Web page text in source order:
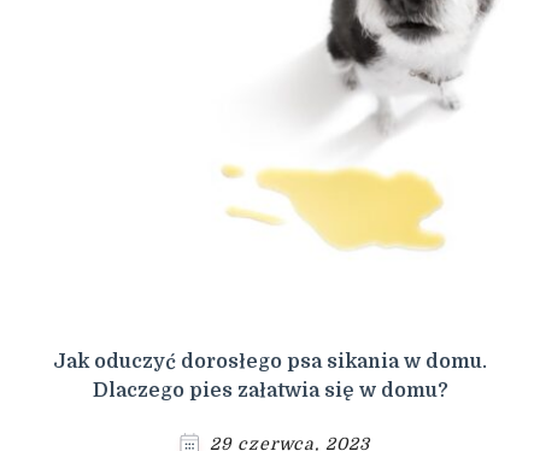
Jak oduczyć dorosłego psa sikania w domu.
Dlaczego pies załatwia się w domu?
29 czerwca, 2023